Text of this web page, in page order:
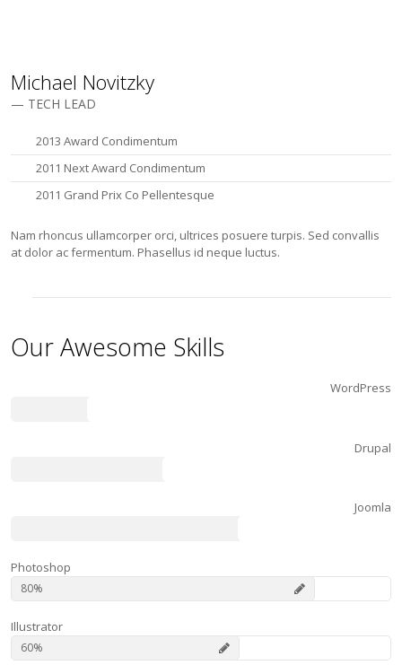
Michael Novitzky
— TECH LEAD
2013 Award Condimentum
2011 Next Award Condimentum
2011 Grand Prix Co Pellentesque
Nam rhoncus ullamcorper orci, ultrices posuere turpis. Sed convallis
at dolor ac fermentum. Phasellus id neque luctus.
Our Awesome Skills
WordPress
Drupal
Joomla
Photoshop
80
Illustrator
60